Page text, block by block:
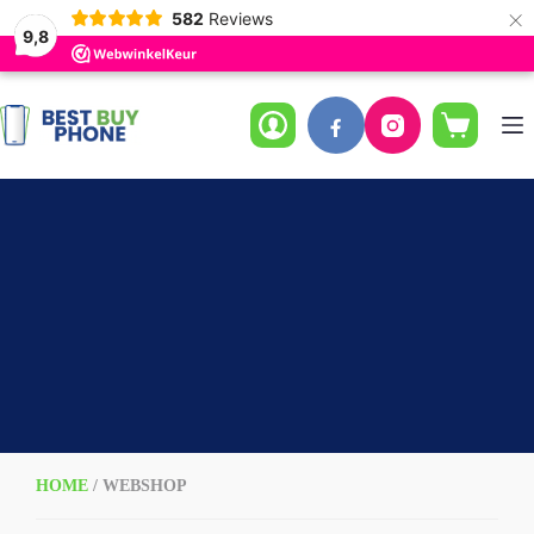
9,8
582 Reviews ×
Ga
naar
de
inhoud
HOME / WEBSHOP